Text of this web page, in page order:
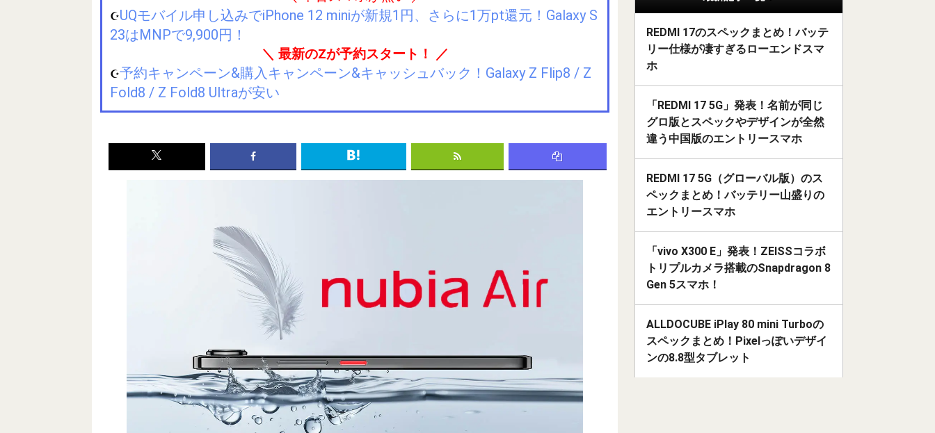
☪️UQモバイル申し込みでiPhone 12 miniが新規1円、さらに1万pt還元！Galaxy S
23はMNPで9,900円！
＼ 最新のZが予約スタート！ ／
☪️予約キャンペーン&購入キャンペーン&キャッシュバック！Galaxy Z Flip8 / Z
Fold8 / Z Fold8 Ultraが安い
REDMI 17のスペックまとめ！バッテ
リー仕様が凄すぎるローエンドスマ
ホ
「REDMI 17 5G」発表！名前が同じ
グロ版とスペックやデザインが全然
違う中国版のエントリースマホ
REDMI 17 5G（グローバル版）のス
ペックまとめ！バッテリー山盛りの
エントリースマホ
「vivo X300 E」発表！ZEISSコラボ
トリプルカメラ搭載のSnapdragon 8
Gen 5スマホ！
ALLDOCUBE iPlay 80 mini Turboの
スペックまとめ！Pixelっぽいデザイ
ンの8.8型タブレット